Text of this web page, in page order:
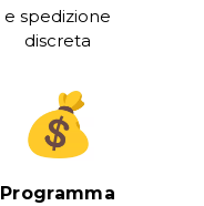
e spedizione
discreta
Programma